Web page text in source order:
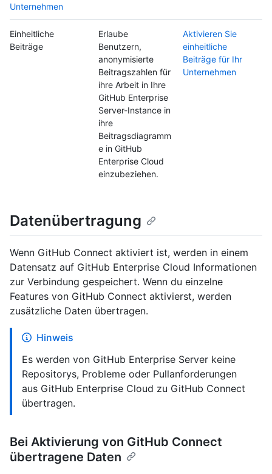
Unternehmen
Einheitliche
Beiträge
Erlaube
Benutzern,
anonymisierte
Beitragszahlen für
ihre Arbeit in Ihre
GitHub Enterprise
Server-Instance in
ihre
Beitragsdiagramm
e in GitHub
Enterprise Cloud
einzubeziehen.
Aktivieren Sie
einheitliche
Beiträge für Ihr
Unternehmen
Datenübertragung
Wenn GitHub Connect aktiviert ist, werden in einem
Datensatz auf GitHub Enterprise Cloud Informationen
zur Verbindung gespeichert. Wenn du einzelne
Features von GitHub Connect aktivierst, werden
zusätzliche Daten übertragen.
Hinweis
Es werden von GitHub Enterprise Server keine
Repositorys, Probleme oder Pullanforderungen
aus GitHub Enterprise Cloud zu GitHub Connect
übertragen.
Bei Aktivierung von GitHub Connect
übertragene Daten